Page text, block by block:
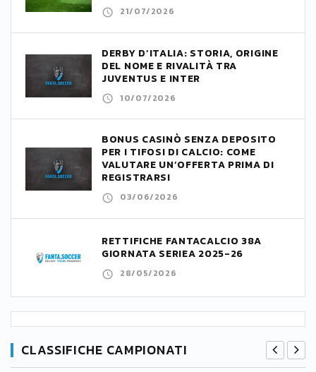
21/07/2026
DERBY D’ITALIA: STORIA, ORIGINE
DEL NOME E RIVALITÀ TRA
JUVENTUS E INTER
10/07/2026
BONUS CASINÒ SENZA DEPOSITO
PER I TIFOSI DI CALCIO: COME
VALUTARE UN’OFFERTA PRIMA DI
REGISTRARSI
03/06/2026
RETTIFICHE FANTACALCIO 38A
GIORNATA SERIEA 2025-26
28/05/2026
CLASSIFICHE CAMPIONATI